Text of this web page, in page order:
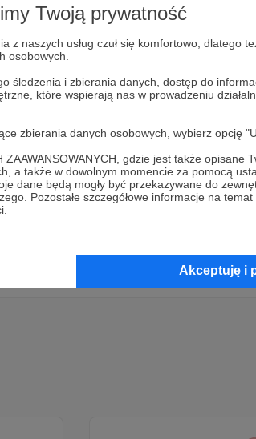
Twoją prywatność
z naszych usług czuł się komfortowo, dlatego
osobowych.
śledzenia i zbierania danych, dostęp do
które wspierają nas w prowadzeniu
zbierania danych osobowych, wybierz opcję
gdzie jest także opisane
a także w dowolnym momencie za pomocą
dane będą mogły być przekazywane do
Pozostałe szczegółowe informacje na
Akceptuję i
do grona Patronów!
Autora
Zostań Patronem